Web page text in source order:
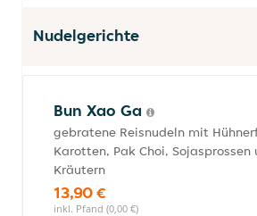
Nudelgerichte
Bun Xao Ga
gebratene Reisnudeln mit
Karotten, Pak Choi, Sojasprossen
Kräutern
13,90 €
inkl. Pfand (0,00 €)